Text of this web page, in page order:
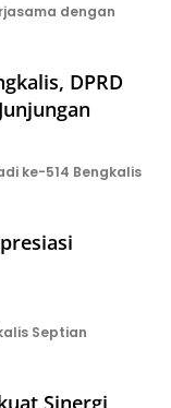
dengan
DPRD
ke-514 Bengkalis
Septian
Sinergi